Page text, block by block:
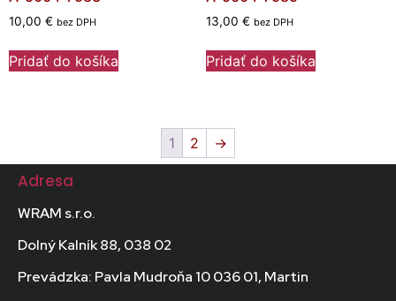
10,00 € bez DPH
Pridať do košíka
13,00 € bez DPH
Pridať do košíka
1 2 →
Adresa
WRAM s.r.o.
Dolný Kalník 88, 038 02
Prevádzka: Pavla Mudroňa 10 036 01, Martin